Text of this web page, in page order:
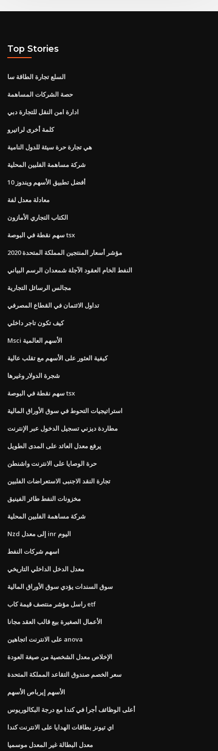
Top Stories
السلع تجارة الطاقة سا
حصة الشركات المساهمة
ادارة امن النقل للتجارة دبي
كلمة أخرى لراتيرو
هي تجارة حرة سيئة للدول النامية
شركة مساهمة الفلبين المحلية
أفضل تطبيق الأسهم ويندوز 10
معادلة معدل لفة
الكتاب التجاري الأمازون
سهم نقطة في البوصة tsx
مؤشر أسعار المنتجين المملكة المتحدة 2020
النفط الخام العقود الآجلة شمعدان الرسم البياني
مجالس الرسائل التجارية
تداول الائتمان في القطاع المصرفي
كيف تكون تاجر داخلي
Msci الأسهم العالمية
كيفية العثور على الأسهم مع تقلب عالية
شجرة الدولار وغيرها
سهم نقطة في البوصة tsx
استراتيجيات التحوط في سوق الأوراق المالية
مطاردة ديزني تسجيل الدخول عبر الإنترنت
يرفع معدل العائد على المدى الطويل
حرة الوصايا على الانترنت واشنطن
تجارة النقد الاجنبى الاستعراضات الفلبين
مخزونات النفط طائر الفينيق
شركة مساهمة الفلبين المحلية
Nzd إلى معدل inr اليوم
اسهم شركات النفط
معدل الدخل الداخلي التاريخي
سوق السندات يؤدي سوق الأوراق المالية
راسل مؤشر منتصف قيمة كاب etf
الأعمال الصغيرة بيع قالب العقد مجانا
على الانترنت اتجاهين anova
الإخلاص معدل الشخصية من صيغة العودة
سعر الخصم صندوق التقاعد المملكة المتحدة
الأسهم إيرباص الأسهم
أعلى الوظائف أجرا في كندا مع درجة البكالوريوس
اي تيونز بطاقات الهدايا على الانترنت كندا
معدل البطالة غير المعدل موسميا